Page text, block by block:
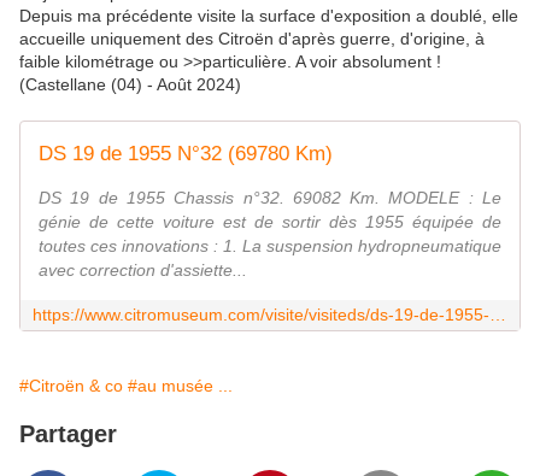
Depuis ma précédente visite la surface d'exposition a doublé, elle
accueille uniquement des Citroën d'après guerre, d'origine, à
faible kilométrage ou >>particulière. A voir absolument !
(Castellane (04) - Août 2024)
DS 19 de 1955 N°32 (69780 Km)
DS 19 de 1955 Chassis n°32. 69082 Km. MODELE : Le
génie de cette voiture est de sortir dès 1955 équipée de
toutes ces innovations : 1. La suspension hydropneumatique
avec correction d'assiette...
#Citroën & co #au musée ...
Partager